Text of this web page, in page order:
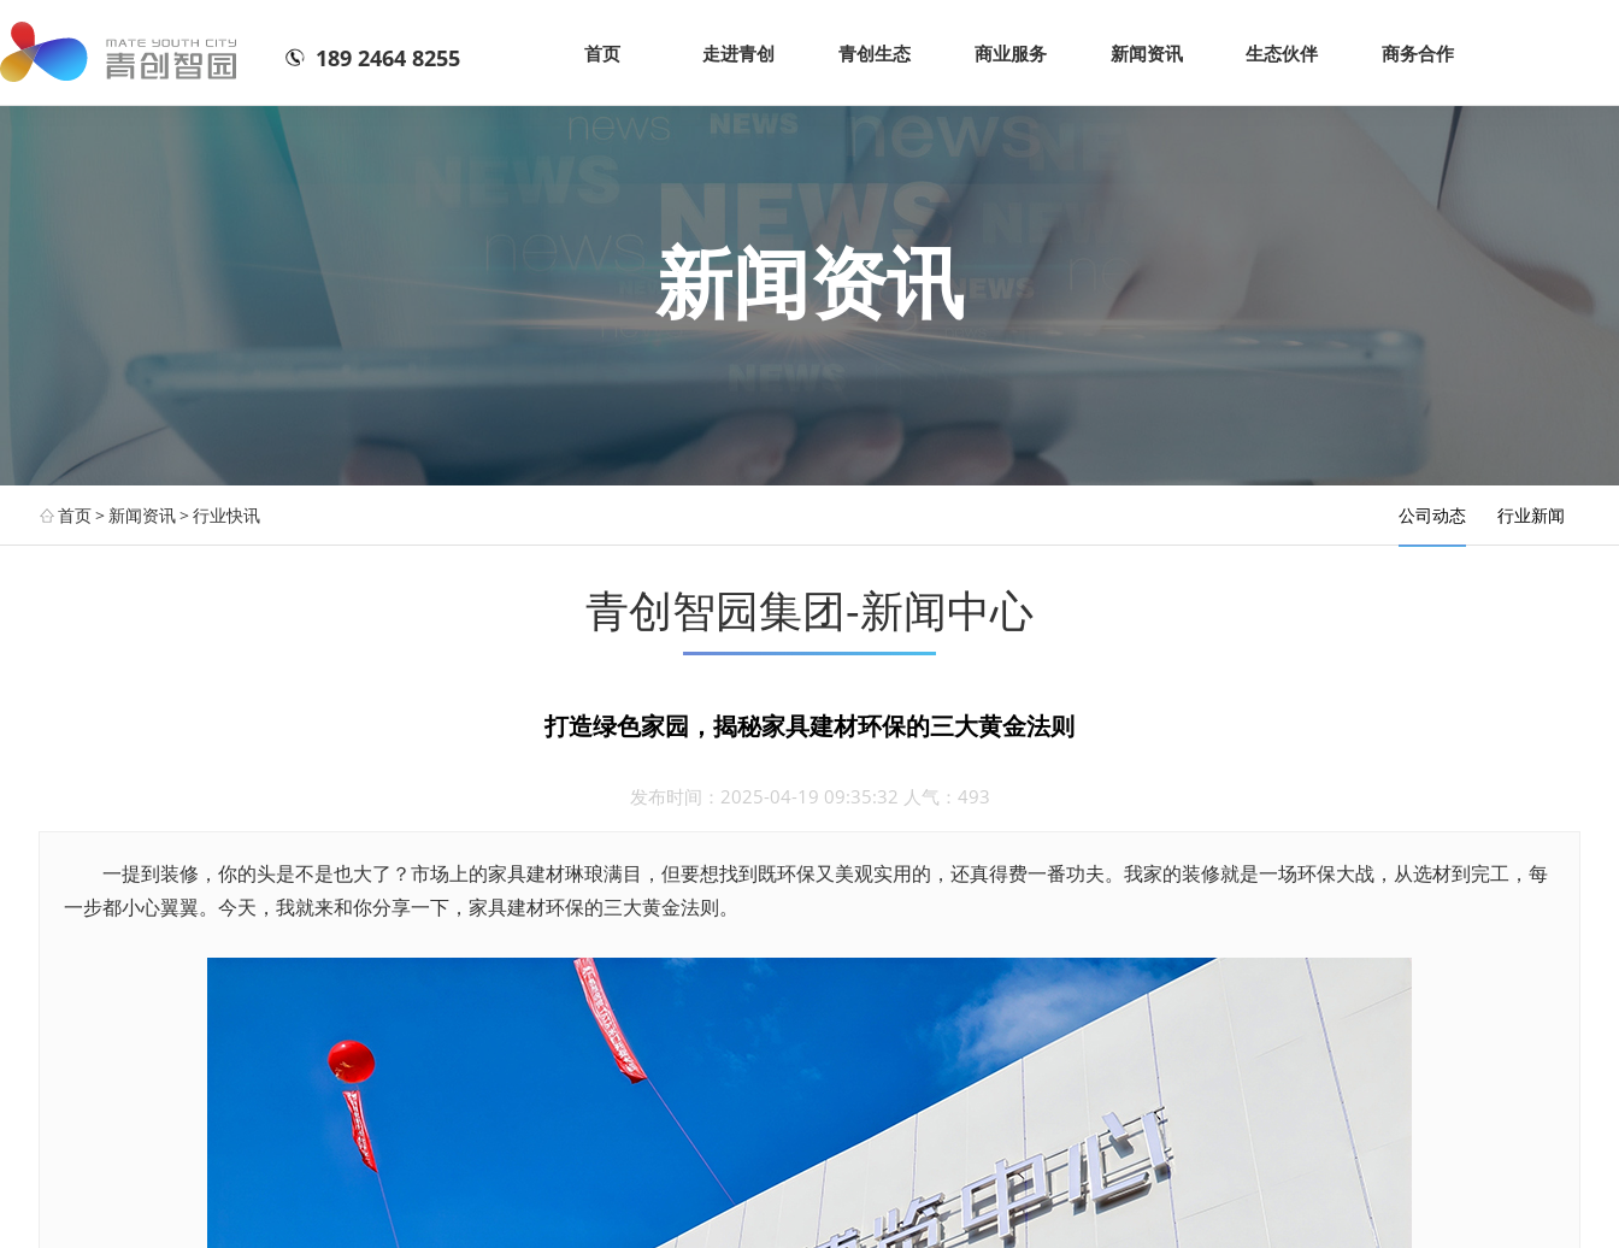
网站首页 走进青创 青创生态 商业服务 新闻资讯 生态伙伴
189 2464 8255 首页 走进青创 青创生态 商业服务 新闻资讯 生态伙伴 商务合作
新闻资讯
首页> 新闻资讯>行业快讯 公司动态 行业新闻
青创智园集团-新闻中心
打造绿色家园，揭秘家具建材环保的三大黄金法则
发布时间：2025-04-19 09:35:32 人气：493
一提到装修，你的头是不是也大了？市场上的家具建材琳琅满目，但要想找到既环保又美观实用的，还真得费一番功夫。我家的装修就是一场环保大战，从选材到完工，每
一步都小心翼翼。今天，我就来和你分享一下，家具建材环保的三大黄金法则。